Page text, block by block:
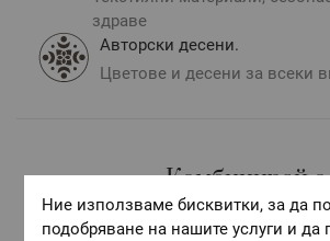
чаршаф с ластик
ОЕКО-ТЕКС СТАНДАРТ 100
безопасни за Вашето здраве.
Авторски десен.
разминаване в тоновете и
настройките на използваното
здраве
Авторски десени.
Цветове и десени за всеки
Комбинирай с
Ние използваме бисквитки, за да
подобряване на нашите услуги и да